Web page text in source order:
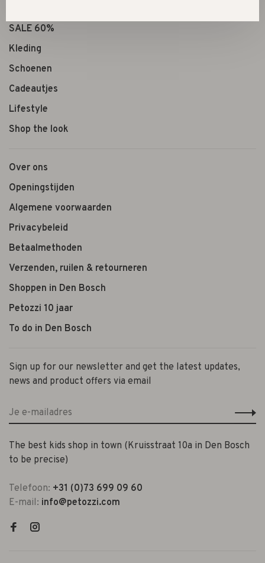
SALE 60%
Kleding
Schoenen
Cadeautjes
Lifestyle
Shop the look
Over ons
Openingstijden
Algemene voorwaarden
Privacybeleid
Betaalmethoden
Verzenden, ruilen & retourneren
Shoppen in Den Bosch
Petozzi 10 jaar
To do in Den Bosch
Sign up for our newsletter and get the latest updates,
news and product offers via email
The best kids shop in town (Kruisstraat 10a in Den Bosch
to be precise)
Telefoon: +31 (0)73 699 09 60
E-mail: info@petozzi.com